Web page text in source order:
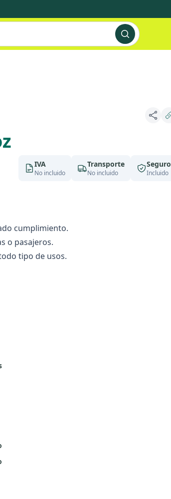
IVA
No incluido
Transporte
No incluido
Seguro
Incluido
cumplimiento.
o pasajeros.
tipo de usos.